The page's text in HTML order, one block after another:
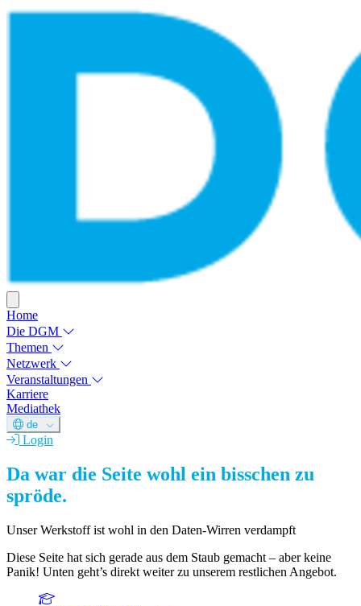
Home
Die DGM
Themen
Netzwerk
Veranstaltungen
Karriere
Mediathek
de
Login
Da war die Seite wohl ein bisschen zu
spröde.
Unser Werkstoff ist wohl in den Daten-Wirren verdampft
Diese Seite hat sich gerade aus dem Staub gemacht – aber keine
Panik! Unten geht’s direkt weiter zu unserem restlichen Angebot.